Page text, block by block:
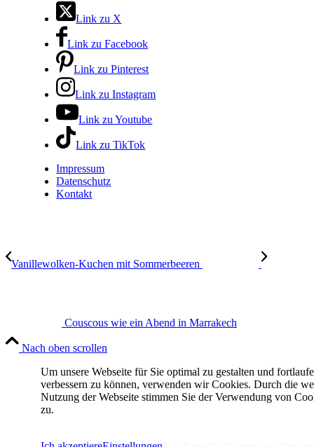
Link zu X
Link zu Facebook
Link zu Pinterest
Link zu Instagram
Link zu Youtube
Link zu TikTok
Impressum
Datenschutz
Kontakt
Vanillewolken-Kuchen mit Sommerbeeren
Couscous wie ein Abend in Marrakech
Nach oben scrollen
Um unsere Webseite für Sie optimal zu gestalten und
verbessern zu können, verwenden wir Cookies. Durch die
Nutzung der Webseite stimmen Sie der Verwendung von
zu.